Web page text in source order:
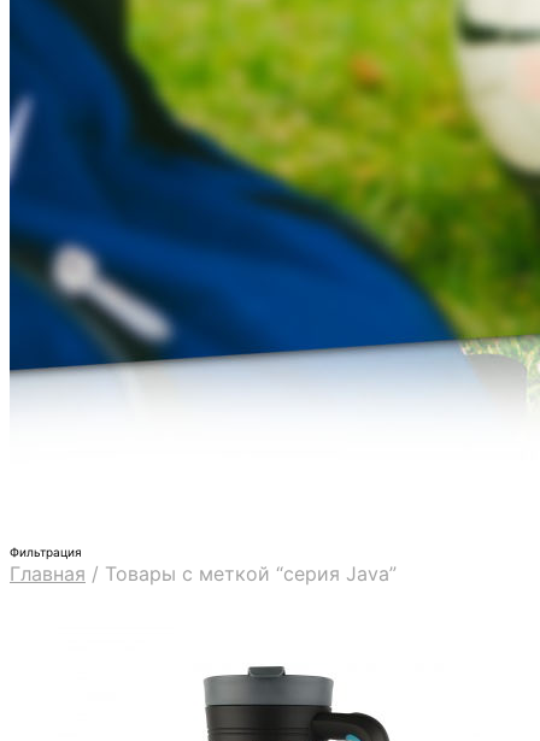
Фильтрация
Главная / Товары с меткой “серия Java”